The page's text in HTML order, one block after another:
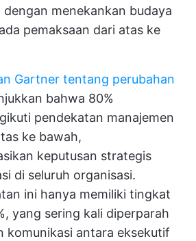
menekankan budaya
pemaksaan dari atas ke
Gartner tentang perubahan
bahwa 80%
pendekatan manajemen
ke bawah,
keputusan strategis
di seluruh organisasi.
ini hanya memiliki tingkat
yang sering kali diperparah
komunikasi antara eksekutif